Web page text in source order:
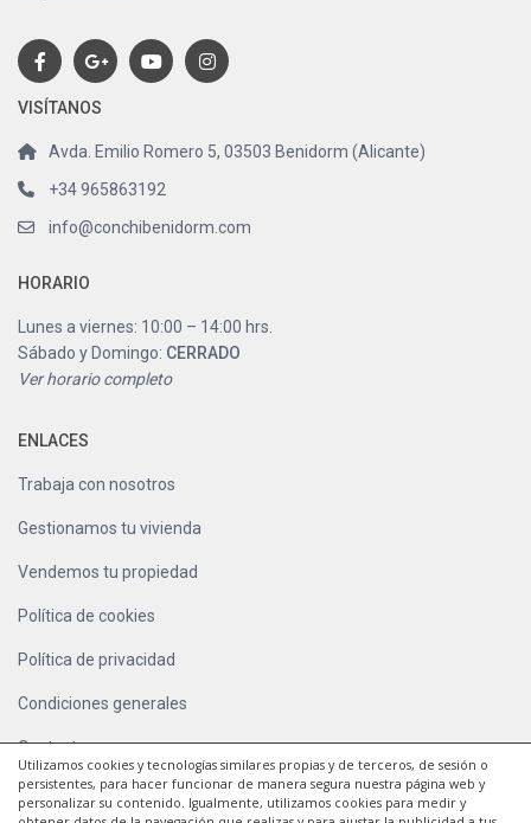
Utilizamos cookies y tecnologías similares propias y de terceros, de sesión o
persistentes, para hacer funcionar de manera segura nuestra página web y
personalizar su contenido. Igualmente, utilizamos cookies para medir y
VISÍTANOS
Avda. Emilio Romero 5, 03503 Benidorm (Alicante)
+34 965863192
info@conchibenidorm.com
HORARIO
Lunes a viernes: 10:00 – 14:00 hrs.
Sábado y Domingo: CERRADO
Ver horario completo
ENLACES
Trabaja con nosotros
Gestionamos tu vivienda
Vendemos tu propiedad
Política de cookies
Política de privacidad
Condiciones generales
Contacto